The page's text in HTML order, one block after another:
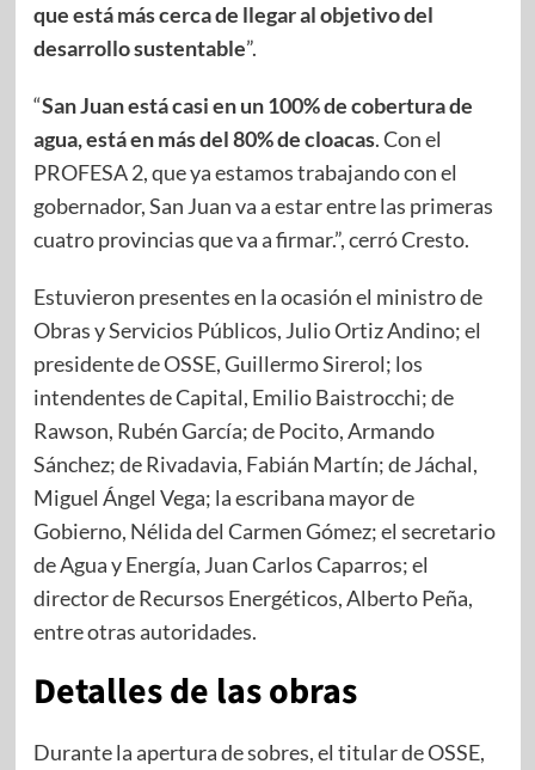
que está más cerca de llegar al objetivo del
desarrollo sustentable”.
“San Juan está casi en un 100% de cobertura de
agua, está en más del 80% de cloacas. Con el
PROFESA 2, que ya estamos trabajando con el
gobernador, San Juan va a estar entre las primeras
cuatro provincias que va a firmar.”, cerró Cresto.
Estuvieron presentes en la ocasión el ministro de
Obras y Servicios Públicos, Julio Ortiz Andino; el
presidente de OSSE, Guillermo Sirerol; los
intendentes de Capital, Emilio Baistrocchi; de
Rawson, Rubén García; de Pocito, Armando
Sánchez; de Rivadavia, Fabián Martín; de Jáchal,
Miguel Ángel Vega; la escribana mayor de
Gobierno, Nélida del Carmen Gómez; el secretario
de Agua y Energía, Juan Carlos Caparros; el
director de Recursos Energéticos, Alberto Peña,
entre otras autoridades.
Detalles de las obras
Durante la apertura de sobres, el titular de OSSE,